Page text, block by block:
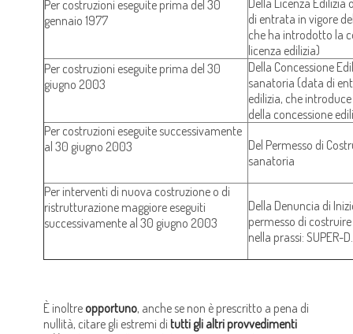
Per costruzioni eseguite prima del 30
gennaio 1977
di entrata in vigore
che ha introdotto la
licenza edilizia)
Per costruzioni eseguite prima del 30
giugno 2003
Della Concessione
sanatoria (data di
edilizia, che
della concessione
Per costruzioni eseguite successivamente
al 30 giugno 2003
Del Permesso di
sanatoria
Per interventi di nuova costruzione o di
ristrutturazione maggiore eseguiti
successivamente al 30 giugno 2003
Della Denuncia di
permesso di
nella prassi: SUPER-
È inoltre opportuno, anche se non è prescritto a pena di
nullità, citare gli estremi di tutti gli altri provvedimenti